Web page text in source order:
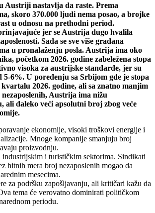
Austriji nastavlja da raste. Prema
skoro 370.000 ljudi nema posao, a brojke
u odnosu na prethodni period.
jer se Austrija dugo hvalila
Sada se sve više građana
u pronalaženju posla. Austrija ima oko
početkom 2026. godine zabeležena stopa
visoka za austrijske standarde, jer su
5-6%. U poređenju sa Srbijom gde je stopa
2026. godine, ali sa znatno manjim
Austrija ima nižu
ali daleko veći apsolutni broj zbog veće
ekonomije, visoki troškovi energije i
Mnoge kompanije smanjuju broj
proizvodnju.
industrijskim i turističkim sektorima. Sindikati
hitnih mera broj nezaposlenih mogao da
mesecima.
za podršku zapošljavanju, ali kritičari kažu da
tema će verovatno dominirati političkom
periodu.